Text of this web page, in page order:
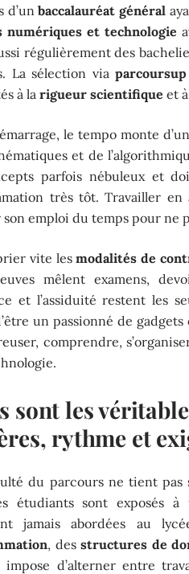
d’unbaccalauréat général
numériques et technologie
régulièrement des
La sélection via parcoursup
à larigueur scientifique et
le tempo monte
et de
parfois nébuleux et
très tôt. Travailler en
emploi du temps pour ne
vite lesmodalités de
mêlent examens,
et l’assiduité restent les
un passionné de
comprendre,
sont les
rythme et
du parcours ne tient pas
étudiants sont exposés
jamais abordées au
, desstructures de
impose d’alterner entre